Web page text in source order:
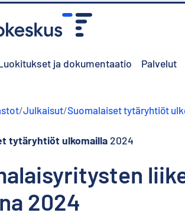
ja dokumentaatio Palvelut
/Julkaisut/Suomalaiset tytäryhtiöt
tytäryhtiöt ulkomailla 2024
2024